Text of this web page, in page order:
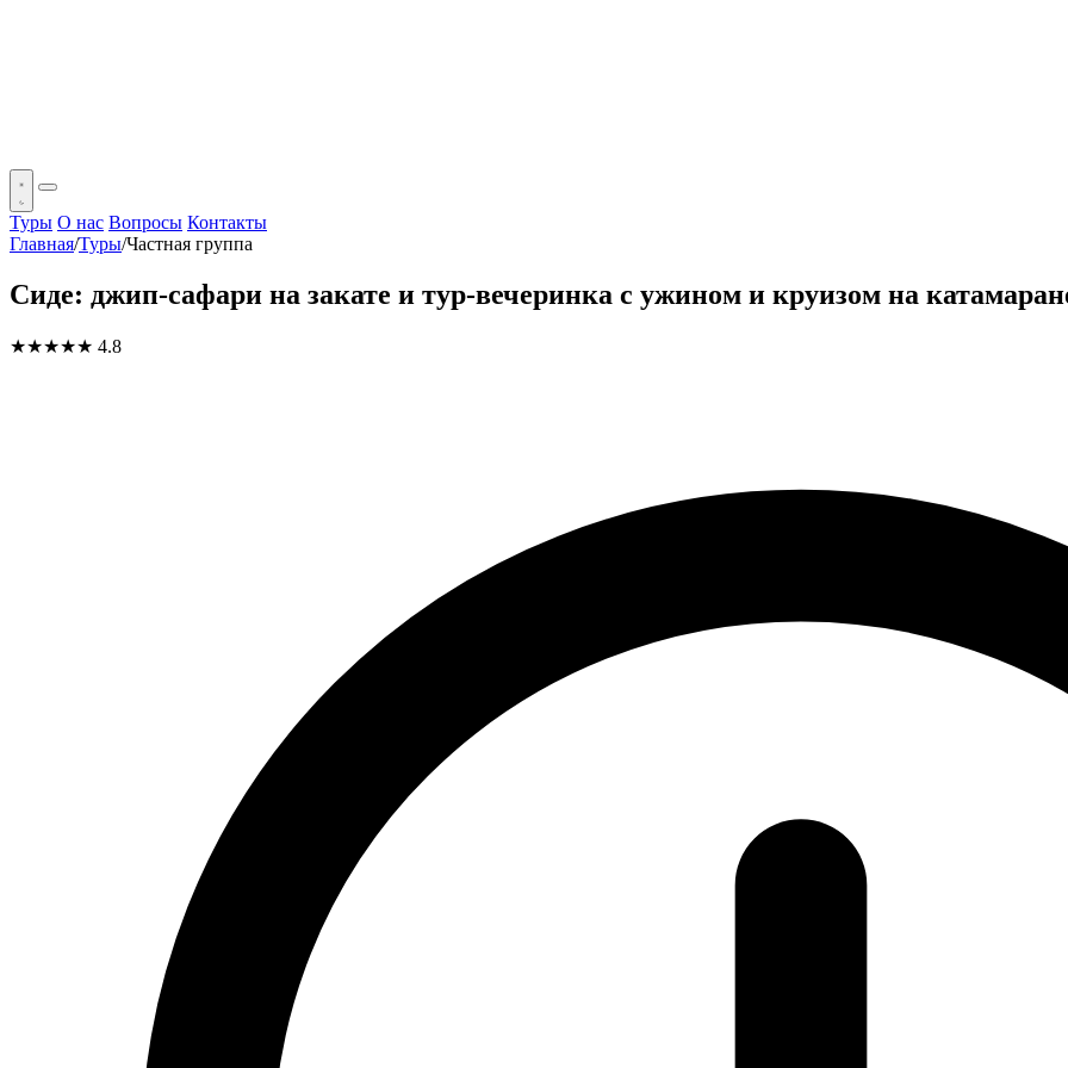
Туры О нас Вопросы Контакты
Главная/Туры/Частная группа
Сиде: джип-сафари на закате и тур-вечеринка с ужином и круизом на
★★★★★ 4.8